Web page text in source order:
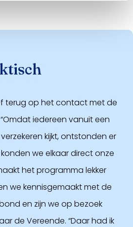
terug op het contact met de
iedereen vanuit een
kijkt, ontstonden er
we elkaar direct onze
het programma lekker
we kennisgemaakt met de
en zijn we op bezoek
de Vereende. “Daar had ik